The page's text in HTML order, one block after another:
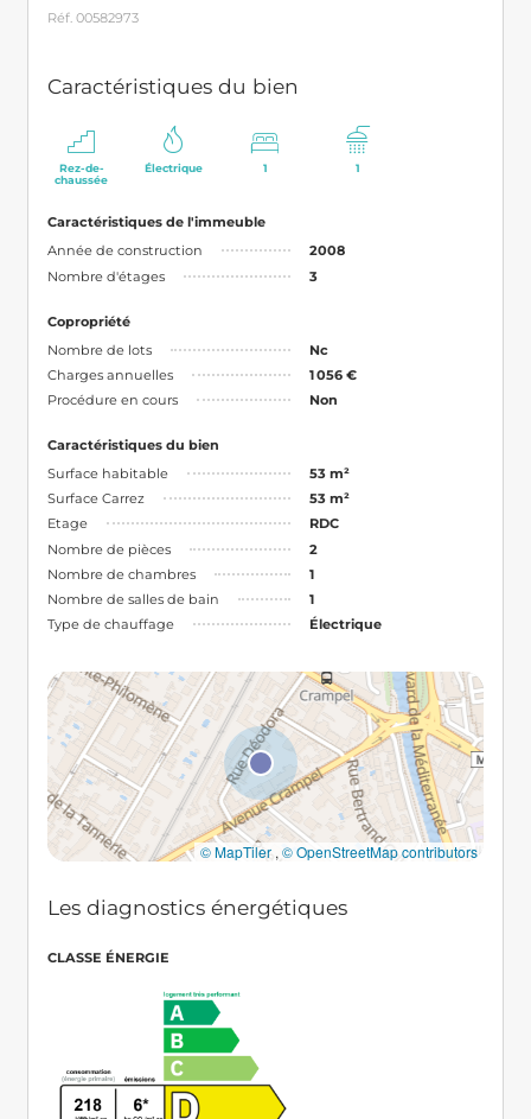
Réf. 00582973
Caractéristiques du bien
Rez-de-
chaussée
Électrique 1 1
Caractéristiques de l'immeuble
Année de construction
2008
Nombre d'étages
3
Copropriété
Nombre de lots
Nc
Charges annuelles
1 056 €
Procédure en cours
Non
Caractéristiques du bien
Surface habitable
53 m²
Surface Carrez
53 m²
Etage
RDC
Nombre de pièces
2
Nombre de chambres
1
Nombre de salles de bain
1
Type de chauffage
Électrique
© MapTiler ,© OpenStreetMap contributors
Les diagnostics énergétiques
CLASSE ÉNERGIE